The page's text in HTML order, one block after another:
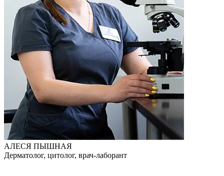
АЛЕСЯ ПЫШНАЯ
Дерматолог, цитолог, врач-лаборант